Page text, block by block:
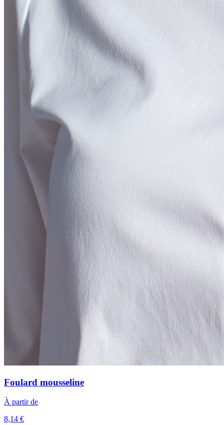
Foulard mousseline
À partir de
8,14 €